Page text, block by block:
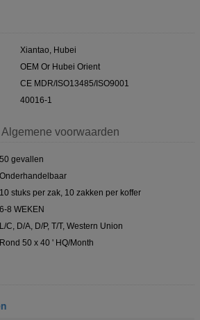
Xiantao, Hubei
OEM Or Hubei Orient
CE MDR/ISO13485/ISO9001
40016-1
voorwaarden
50 gevallen
Onderhandelbaar
10 stuks per zak, 10 zakken per koffer
6-8 WEKEN
L/C, D/A, D/P, T/T, Western Union
Rond 50 x 40 ' HQ/Month